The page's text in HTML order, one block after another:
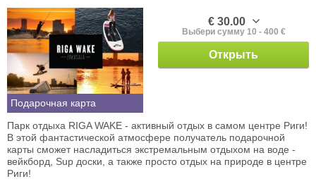
Подарочная карта
€ 30.00
Выбери сумму 10 - 400 €
Открыть
Парк отдыха RIGA WAKE - активный отдых в самом центре Риги!
В этой фантастической атмосфере получатель подарочной
карты сможет насладиться экстремальным отдыхом на воде -
вейкборд, Sup доски, а также просто отдых на природе в центре
Риги!